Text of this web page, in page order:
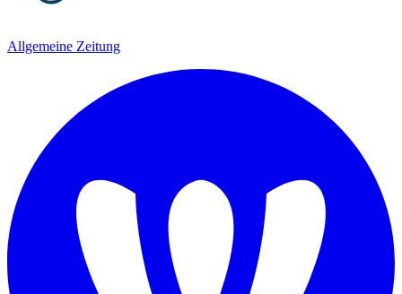
Allgemeine Zeitung